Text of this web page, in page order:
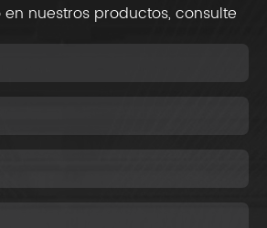
nuestros productos, consulte